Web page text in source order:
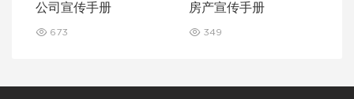
公司宣传手册
673
房产宣传手册
349